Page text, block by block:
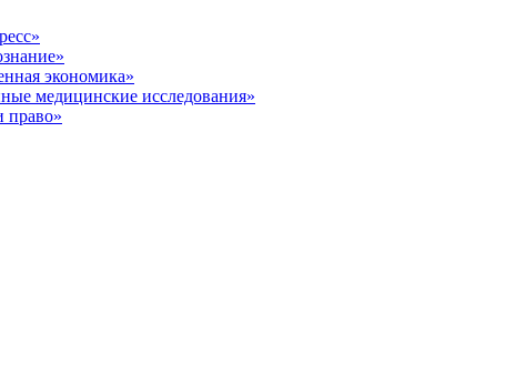
экономика»
медицинские исследования»
право»